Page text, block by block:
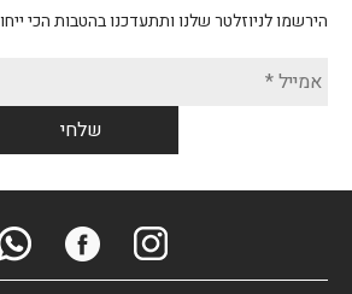
הירשמו לניוזלטר שלנו ותתעדכנו בהטבות הכי